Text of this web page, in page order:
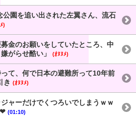
公園を追い出された左翼さん、流石
)
金のお願いをしていたところ、中
がらせ酷い」
(ｵﾇﾇﾒ)
って、何で日本の避難所って10年前
き (ｵﾇﾇﾒ)
ジャーだけでくつろいでしまうｗｗ
❤ (01:10)